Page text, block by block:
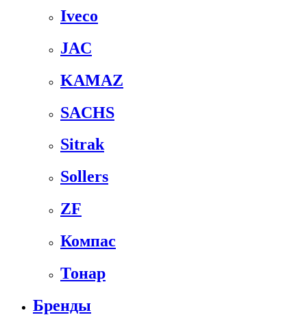
Iveco
JAC
KAMAZ
SACHS
Sitrak
Sollers
ZF
Компас
Тонар
Бренды